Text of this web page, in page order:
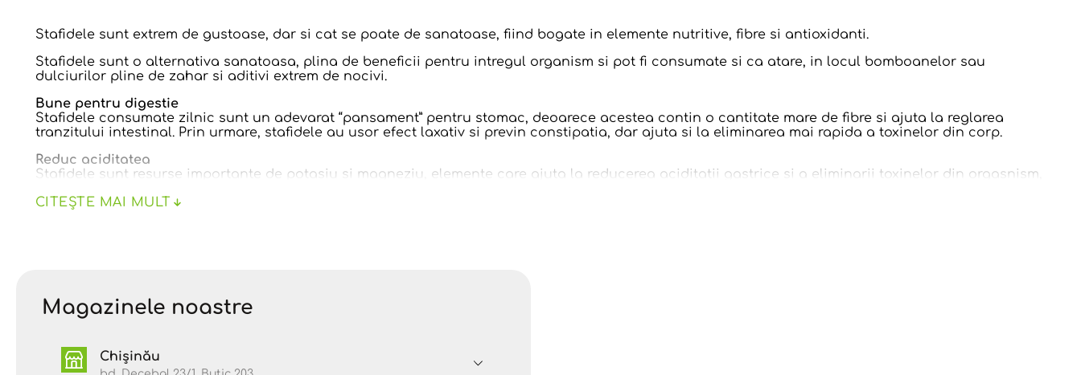
Stafidele sunt extrem de gustoase, dar si cat se poate de sanatoase, fiind bogate in elemente nutritive, fibre si antioxidanti.
Stafidele sunt o alternativa sanatoasa, plina de beneficii pentru intregul organism si pot fi consumate si ca atare, in locul bomboanelor sau
dulciurilor pline de zahar si aditivi extrem de nocivi.
Bune pentru digestie
Stafidele consumate zilnic sunt un adevarat “pansament” pentru stomac, deoarece acestea contin o cantitate mare de fibre si ajuta la reglarea
tranzitului intestinal. Prin urmare, stafidele au usor efect laxativ si previn constipatia, dar ajuta si la eliminarea mai rapida a toxinelor din corp.
Reduc aciditatea
Stafidele sunt resurse importante de potasiu si magneziu, elemente care ajuta la reducerea aciditatii gastrice si a eliminarii toxinelor din orgasnism,
de colon.
ajuta la reducerea febrei si distrugerea bacteriilor si virusurilor, astfel incat ne protejeaza de raceli sau alte viroze respiratorii, prin intarirea
sistemului imunitar.
CITEȘTE MAI MULT
Magazinele noastre
Chișinău